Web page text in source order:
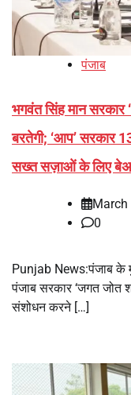
पंजाब
भगवंत सिंह मान सरकार
बरतेगी; ‘आप’ सरकार
सख्त सज़ाओं के लिए
0
Punjab News:पंजाब के
पंजाब सरकार ‘जगत जोत
संशोधन करने […]